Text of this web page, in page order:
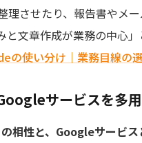
理させたり、報告書やメ
と文章作成が業務の中心
の使い分け｜業務目線の
サービスを多
相性と、Googleサービ